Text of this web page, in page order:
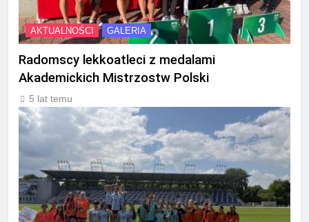
AKTUALNOŚCI GALERIA
Radomscy lekkoatleci z medalami
Akademickich Mistrzostw Polski
5 lat temu